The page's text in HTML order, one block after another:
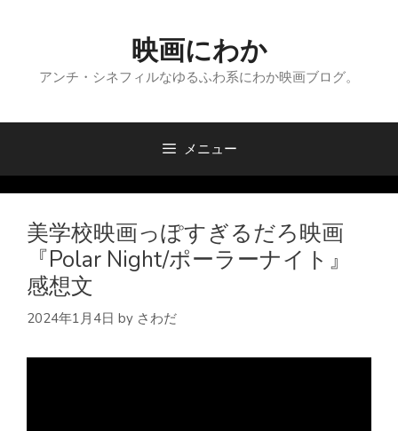
へ
映画にわか
アンチ・シネフィルなゆるふわ系にわか映画ブログ。
メニュー
美学校映画っぽすぎるだろ映画
『Polar Night/ポーラーナイト』
感想文
2024年1月4日 by さわだ